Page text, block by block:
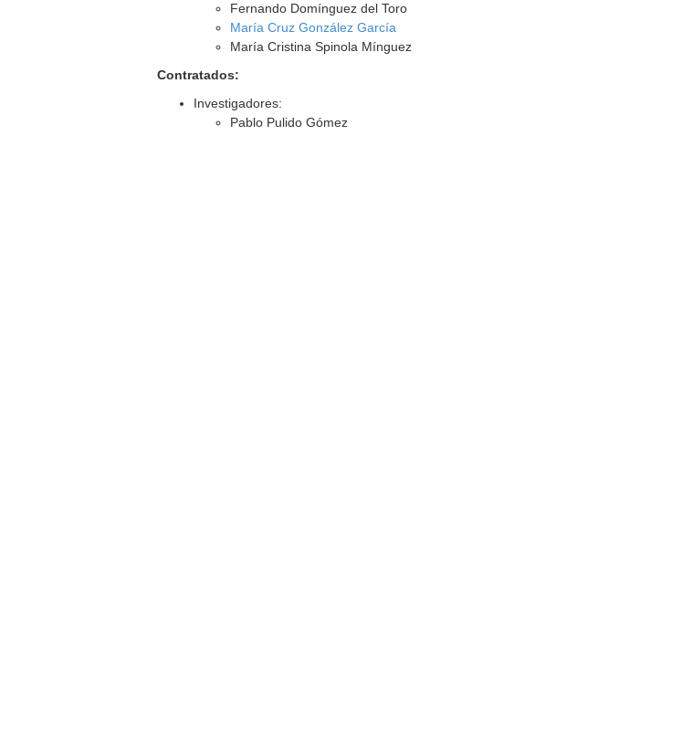
Fernando Domínguez del Toro
María Cruz González García
María Cristina Spinola Mínguez
Contratados:
Investigadores:
Pablo Pulido Gómez